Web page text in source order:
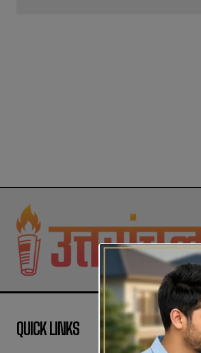
QUICK LINKS